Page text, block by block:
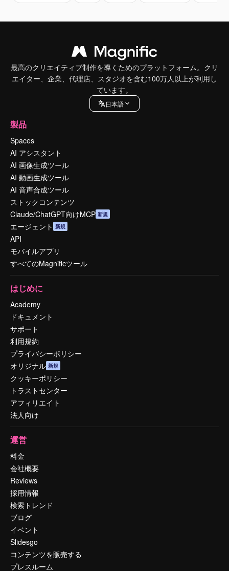
最高のクリエイティブ制作を導くためのプラットフォーム。クリ
エイター、企業、代理店、スタジオを含む100万人以上が利用し
ています。
日本語
製品
Spaces
AI アシスタント
AI 画像生成ツール
AI 動画生成ツール
AI 音声合成ツール
ストックコンテンツ
Claude/ChatGPT向けMCP 新規
エージェント 新規
API
モバイルアプリ
すべてのMagnificツール
はじめに
Academy
ドキュメント
サポート
利用規約
プライバシーポリシー
オリジナル 新規
クッキーポリシー
トラストセンター
アフィリエイト
法人向け
運営
料金
会社概要
Reviews
採用情報
検索トレンド
ブログ
イベント
Slidesgo
コンテンツを販売する
プレスルーム